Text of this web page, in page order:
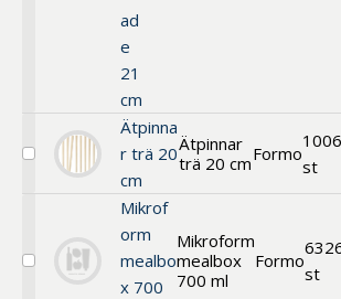
ad
e
21
cm
Välj
trä
Ätpinna
r trä 20
cm
Ätpinnar
trä 20 cmFormo
100
st
Välj
Mikrof
orm
mealbo
x 700
Mikroform
mealbox
700 ml
Formo
63
st